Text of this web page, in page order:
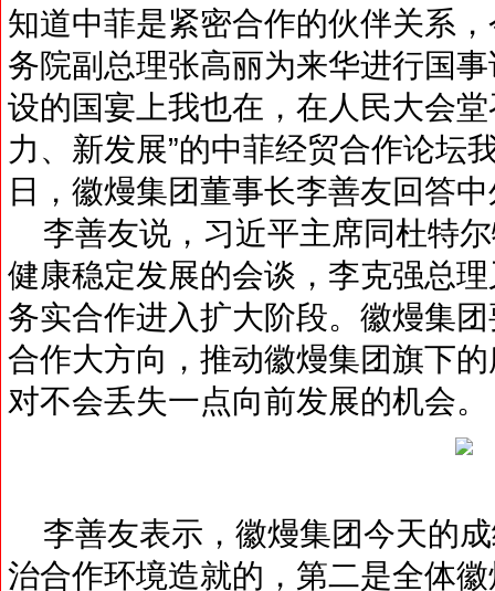
知道中菲是紧密合作的伙伴关系
务院副总理张高丽为来华进行国
设的国宴上我也在，在人民大会
力、新发展”的中菲经贸合作论坛
日，徽熳集团董事长李善友回答
李善友说，习近平主席同杜特
健康稳定发展的会谈，李克强总
务实合作进入扩大阶段。徽熳集
合作大方向，推动徽熳集团旗下
对不会丢失一点向前发展的机会。
李善友表示，徽熳集团今天的
治合作环境造就的，第二是全体